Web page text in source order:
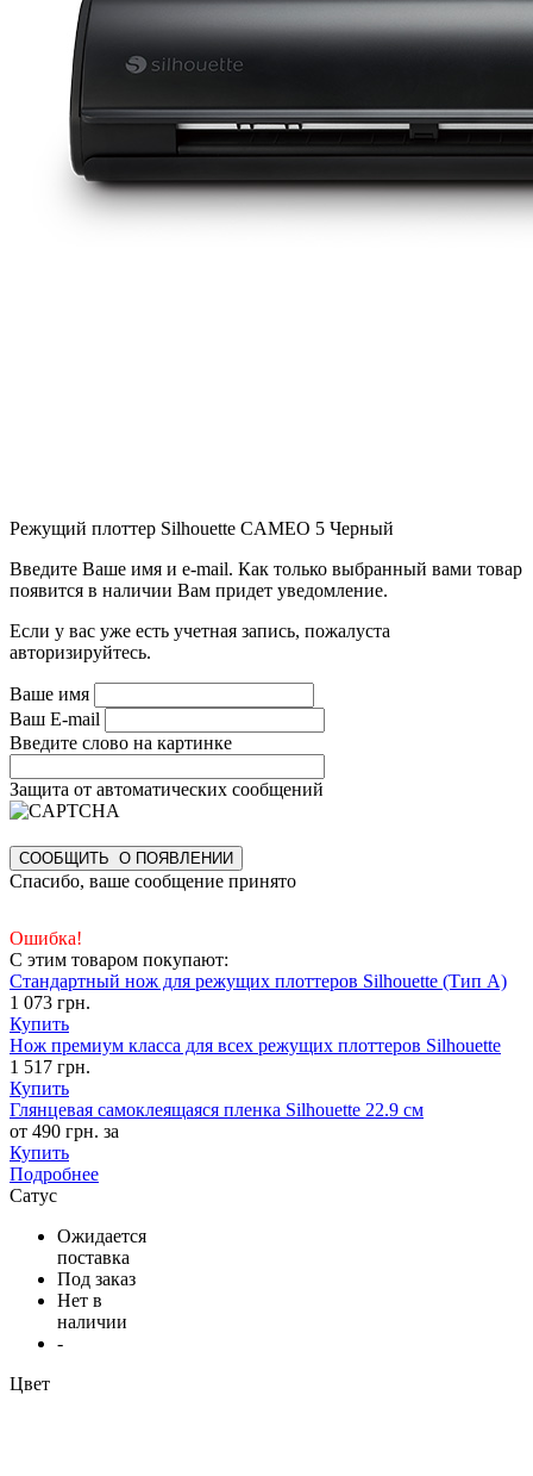
Режущий плоттер Silhouette CAMEO 5 Черный
Введите Ваше имя и e-mail. Как только выбранный вами товар
появится в наличии Вам придет уведомление.
Если у вас уже есть учетная запись, пожалуста
авторизируйтесь.
Ваше имя
Ваш E-mail
Введите слово на картинке
Защита от автоматических сообщений
Спасибо, ваше сообщение принято
Ошибка!
С этим товаром покупают:
Стандартный нож для режущих плоттеров Silhouette (Тип А)
1 073 грн.
Купить
Нож премиум класса для всех режущих плоттеров Silhouette
1 517 грн.
Купить
Глянцевая самоклеящаяся пленка Silhouette 22.9 см
от 490 грн. за
Купить
Подробнее
Сатус
Ожидается
поставка
Под заказ
Нет в
наличии
-
Цвет